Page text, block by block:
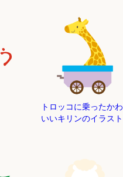
トロッコに乗ったかわ
いいキリンのイラスト